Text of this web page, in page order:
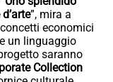
”, mira a
economici
un linguaggio
saranno
Collection